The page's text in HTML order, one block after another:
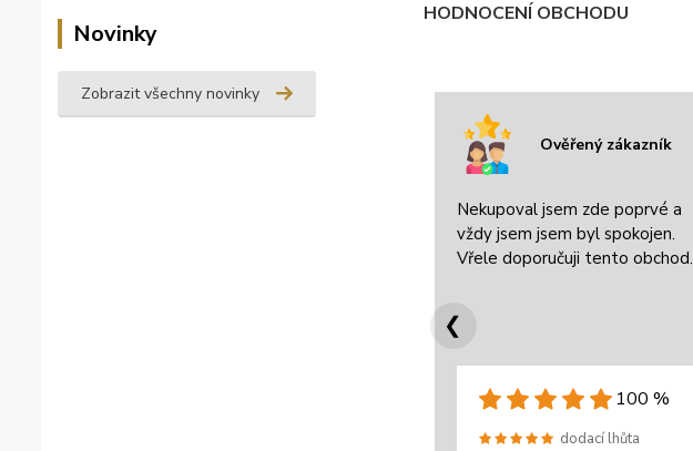
Novinky
Zobrazit všechny novinky
HODNOCENÍ OBCHODU
Ověřený zákazník
Nekupoval jsem zde poprvé a
vždy jsem jsem byl spokojen.
Vřele doporučuji tento obchod.
100 %
dodací lhůta
❮